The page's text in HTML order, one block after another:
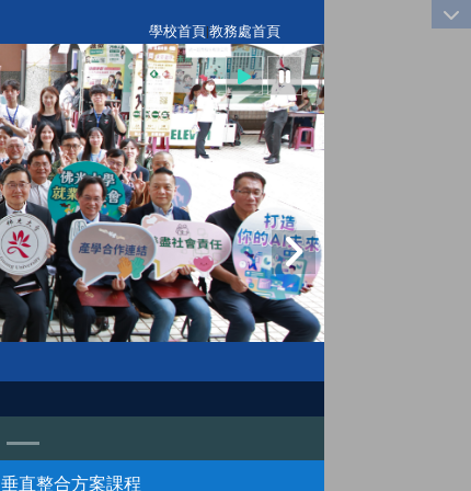
學校首頁|教務處首頁
垂直整合方案課程